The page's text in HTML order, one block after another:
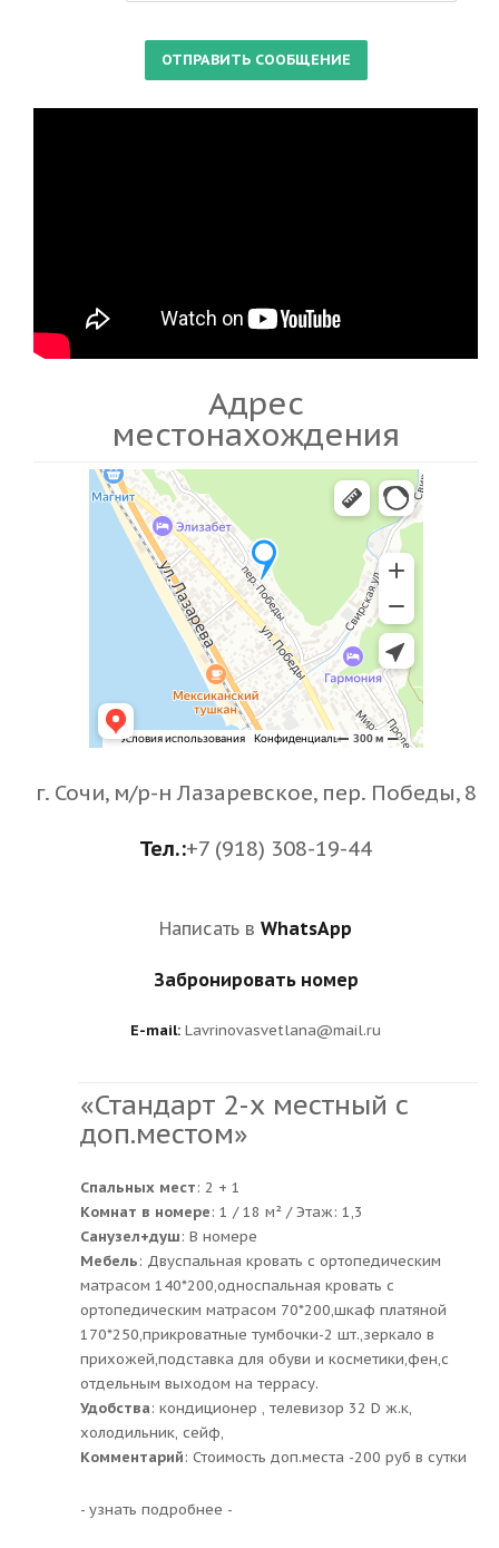
Адрес
местонахождения
г. Сочи, м/р-н Лазаревское, пер. Победы, 8
Тел.:+7 (918) 308-19-44
Написать в WhatsApp
Забронировать номер
E-mail: Lavrinovasvetlana@mail.ru
«Стандарт 2-х местный с
доп.местом»
Спальных мест: 2 + 1
Комнат в номере: 1 / 18 м² / Этаж: 1,3
Санузел+душ: В номере
Мебель: Двуспальная кровать с ортопедическим
матрасом 140*200,односпальная кровать с
ортопедическим матрасом 70*200,шкаф платяной
170*250,прикроватные тумбочки-2 шт.,зеркало в
прихожей,подставка для обуви и косметики,фен,с
отдельным выходом на террасу.
Удобства: кондиционер , телевизор 32 D ж.к,
холодильник, сейф,
Комментарий: Стоимость доп.места -200 руб в сутки
- узнать подробнее -